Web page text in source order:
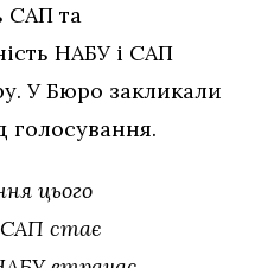
САП та
НАБУ і САП
У Бюро закликали
голосування.
цього
САП стає